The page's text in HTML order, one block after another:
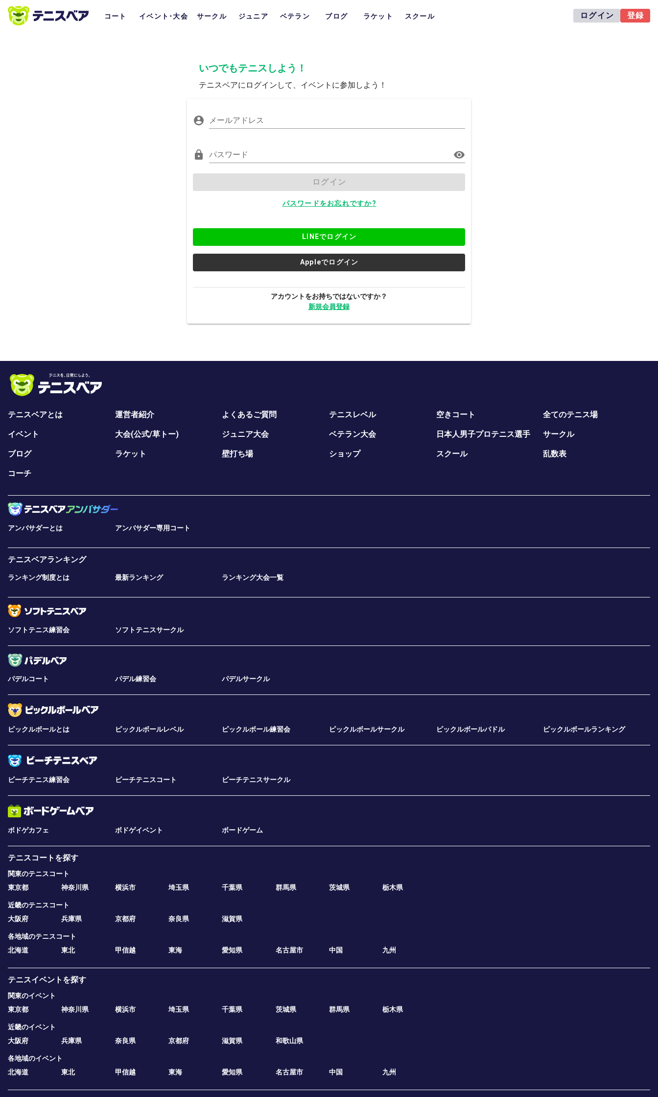
コート イベント･大会 サークル ジュニア ベテラン ブログ ラケット スクール ログイン 登録
いつでもテニスしよう！
テニスベアにログインして、イベントに参加しよう！
メールアドレス
パスワード
ログイン
パスワードをお忘れですか?
LINEでログイン
Appleでログイン
アカウントをお持ちではないですか？
新規会員登録
テニスベアとは 運営者紹介 よくあるご質問 テニスレベル 空きコート 全てのテニス場
イベント 大会(公式/草トー) ジュニア大会 ベテラン大会 日本人男子プロテニス選手 サークル
ブログ ラケット 壁打ち場 ショップ スクール 乱数表
コーチ
アンバサダーとは アンバサダー専用コート
テニスベアランキング
ランキング制度とは 最新ランキング ランキング大会一覧
ソフトテニス練習会 ソフトテニスサークル
パデルコート パデル練習会 パデルサークル
ピックルボールとは ピックルボールレベル ピックルボール練習会 ピックルボールサークル ピックルボールパドル ピックルボールランキング
ビーチテニス練習会 ビーチテニスコート ビーチテニスサークル
ボドゲカフェ ボドゲイベント ボードゲーム
テニスコートを探す
関東のテニスコート
東京都
神奈川県 横浜市 埼玉県 千葉県 群馬県 茨城県 栃木県
近畿のテニスコート
大阪府
兵庫県 京都府 奈良県 滋賀県
各地域のテニスコート
北海道
東北 甲信越 東海 愛知県 名古屋市 中国 九州
テニスイベントを探す
関東のイベント
東京都
神奈川県 横浜市 埼玉県 千葉県 茨城県 群馬県 栃木県
近畿のイベント
大阪府
兵庫県 奈良県 京都府 滋賀県 和歌山県
各地域のイベント
北海道
東北 甲信越 東海 愛知県 名古屋市 中国 九州